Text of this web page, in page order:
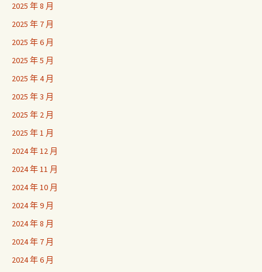
2025 年 8 月
2025 年 7 月
2025 年 6 月
2025 年 5 月
2025 年 4 月
2025 年 3 月
2025 年 2 月
2025 年 1 月
2024 年 12 月
2024 年 11 月
2024 年 10 月
2024 年 9 月
2024 年 8 月
2024 年 7 月
2024 年 6 月